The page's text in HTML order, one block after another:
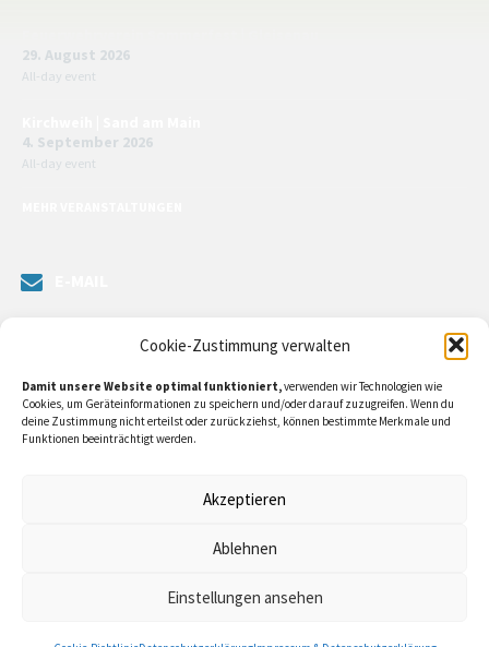
Cookie-Zustimmung verwalten
Damit unsere Website optimal funktioniert,verwenden wir Technologien wie
Cookies, um Geräteinformationen zu speichern und/oder darauf zuzugreifen. Wenn du
deine Zustimmung nicht erteilst oder zurückziehst, können bestimmte Merkmale und
Funktionen beeinträchtigt werden.
Akzeptieren
Ablehnen
Einstellungen ansehen
29. August 2026
All-day event
4. September 2026
All-day event
kontaktieren oder direkt an unsere Bürgermeister/in schreiben.
Klicken Siehier…